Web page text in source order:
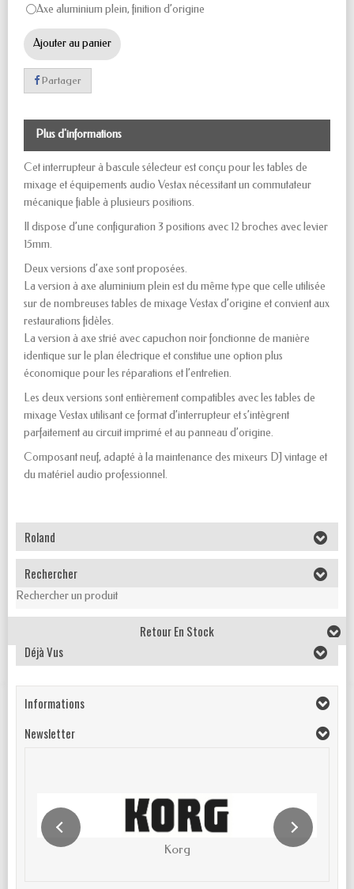
Axe aluminium plein, finition d’origine
Ajouter au panier
Partager
Plus d'informations
Cet interrupteur à bascule sélecteur est conçu pour les tables de
mixage et équipements audio Vestax nécessitant un commutateur
mécanique fiable à plusieurs positions.
Il dispose d’une configuration 3 positions avec 12 broches avec levier
15mm.
Deux versions d’axe sont proposées.
La version à axe aluminium plein est du même type que celle utilisée
sur de nombreuses tables de mixage Vestax d’origine et convient aux
restaurations fidèles.
La version à axe strié avec capuchon noir fonctionne de manière
identique sur le plan électrique et constitue une option plus
économique pour les réparations et l’entretien.
Les deux versions sont entièrement compatibles avec les tables de
mixage Vestax utilisant ce format d’interrupteur et s’intègrent
parfaitement au circuit imprimé et au panneau d’origine.
Composant neuf, adapté à la maintenance des mixeurs DJ vintage et
du matériel audio professionnel.
Roland
Rechercher
Rechercher un produit
Retour En Stock
Déjà Vus
Informations
Newsletter
Korg